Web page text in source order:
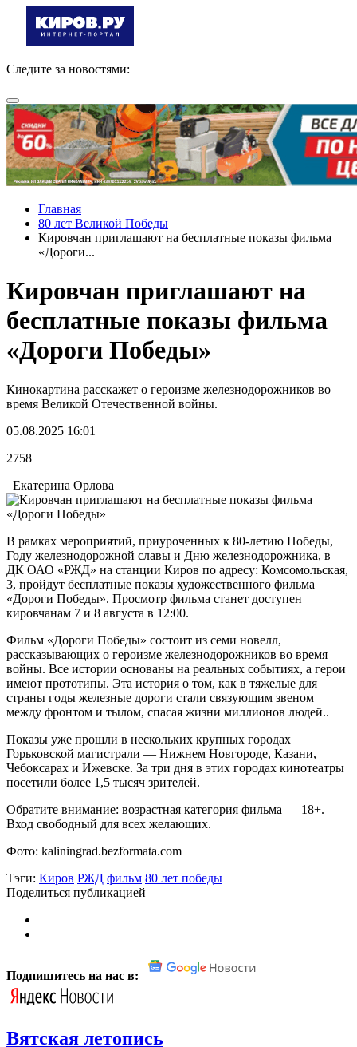
Следите за новостями:
Главная
80 лет Великой Победы
Кировчан приглашают на бесплатные показы фильма
«Дороги...
Кировчан приглашают на
бесплатные показы фильма
«Дороги Победы»
Кинокартина расскажет о героизме железнодорожников во
время Великой Отечественной войны.
05.08.2025 16:01
2758
Екатерина Орлова
В рамках мероприятий, приуроченных к 80-летию Победы,
Году железнодорожной славы и Дню железнодорожника, в
ДК ОАО «РЖД» на станции Киров по адресу: Комсомольская,
3, пройдут бесплатные показы художественного фильма
«Дороги Победы». Просмотр фильма станет доступен
кировчанам 7 и 8 августа в 12:00.
Фильм «Дороги Победы» состоит из семи новелл,
рассказывающих о героизме железнодорожников во время
войны. Все истории основаны на реальных событиях, а герои
имеют прототипы. Эта история о том, как в тяжелые для
страны годы железные дороги стали связующим звеном
между фронтом и тылом, спасая жизни миллионов людей..
Показы уже прошли в нескольких крупных городах
Горьковской магистрали — Нижнем Новгороде, Казани,
Чебоксарах и Ижевске. За три дня в этих городах кинотеатры
посетили более 1,5 тысяч зрителей.
Обратите внимание: возрастная категория фильма — 18+.
Вход свободный для всех желающих.
Фото: kaliningrad.bezformata.com
Тэги: Киров РЖД фильм 80 лет победы
Поделиться публикацией
Подпишитесь на нас в:
Вятская летопись